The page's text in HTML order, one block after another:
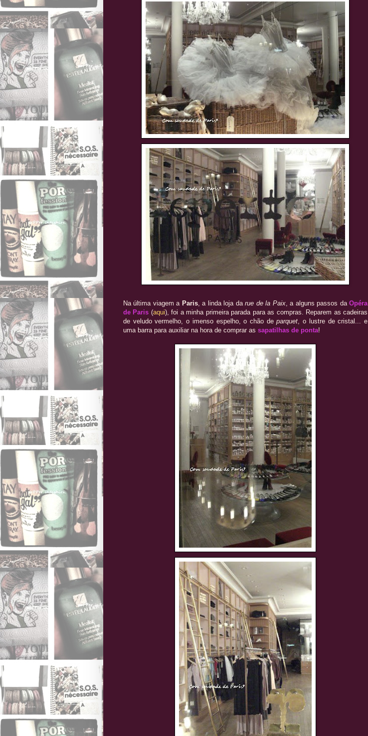
Na última viagem a Paris, a linda loja darue de la Paix, a alguns passos daOpéra
de Paris (aqui), foi a minha primeira parada para as compras. Reparem as cadeiras
de veludo vermelho, o imenso espelho, o chão deparquet , o lustre de cristal... e
uma barra para auxiliar na hora de comprar as sapatilhas de ponta!